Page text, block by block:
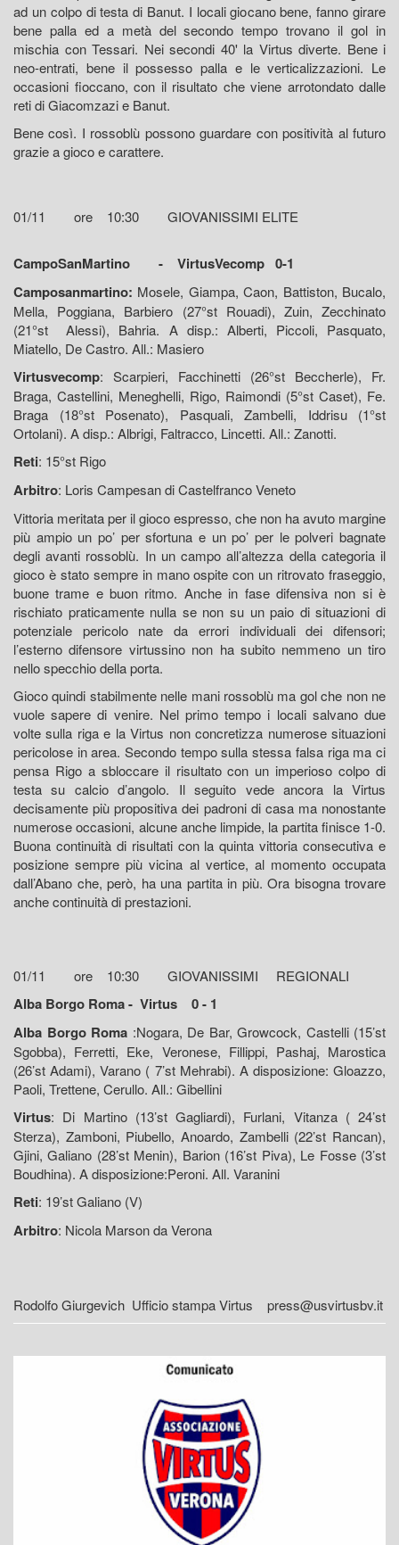
ad un colpo di testa di Banut. I locali giocano bene, fanno girare
bene palla ed a metà del secondo tempo trovano il gol in
mischia con Tessari. Nei secondi 40' la Virtus diverte. Bene i
neo-entrati, bene il possesso palla e le verticalizzazioni. Le
occasioni fioccano, con il risultato che viene arrotondato dalle
reti di Giacomzazi e Banut.
Bene così. I rossoblù possono guardare con positività al futuro
grazie a gioco e carattere.
01/11 ore 10:30 GIOVANISSIMI ELITE
CampoSanMartino - VirtusVecomp 0-1
Camposanmartino: Mosele, Giampa, Caon, Battiston, Bucalo,
Mella, Poggiana, Barbiero (27°st Rouadi), Zuin, Zecchinato
(21°st Alessi), Bahria. A disp.: Alberti, Piccoli, Pasquato,
Miatello, De Castro. All.: Masiero
Virtusvecomp: Scarpieri, Facchinetti (26°st Beccherle), Fr.
Braga, Castellini, Meneghelli, Rigo, Raimondi (5°st Caset), Fe.
Braga (18°st Posenato), Pasquali, Zambelli, Iddrisu (1°st
Ortolani). A disp.: Albrigi, Faltracco, Lincetti. All.: Zanotti.
Reti: 15°st Rigo
Arbitro: Loris Campesan di Castelfranco Veneto
Vittoria meritata per il gioco espresso, che non ha avuto margine
più ampio un po’ per sfortuna e un po’ per le polveri bagnate
degli avanti rossoblù. In un campo all’altezza della categoria il
gioco è stato sempre in mano ospite con un ritrovato fraseggio,
buone trame e buon ritmo. Anche in fase difensiva non si è
rischiato praticamente nulla se non su un paio di situazioni di
potenziale pericolo nate da errori individuali dei difensori;
l’esterno difensore virtussino non ha subito nemmeno un tiro
nello specchio della porta.
Gioco quindi stabilmente nelle mani rossoblù ma gol che non ne
vuole sapere di venire. Nel primo tempo i locali salvano due
volte sulla riga e la Virtus non concretizza numerose situazioni
pericolose in area. Secondo tempo sulla stessa falsa riga ma ci
pensa Rigo a sbloccare il risultato con un imperioso colpo di
testa su calcio d’angolo. Il seguito vede ancora la Virtus
decisamente più propositiva dei padroni di casa ma nonostante
numerose occasioni, alcune anche limpide, la partita finisce 1-0.
Buona continuità di risultati con la quinta vittoria consecutiva e
posizione sempre più vicina al vertice, al momento occupata
dall’Abano che, però, ha una partita in più. Ora bisogna trovare
anche continuità di prestazioni.
01/11 ore 10:30 GIOVANISSIMI REGIONALI
Alba Borgo Roma - Virtus 0 - 1
Alba Borgo Roma :Nogara, De Bar, Growcock, Castelli (15’st
Sgobba), Ferretti, Eke, Veronese, Fillippi, Pashaj, Marostica
(26’st Adami), Varano ( 7’st Mehrabi). A disposizione: Gloazzo,
Paoli, Trettene, Cerullo. All.: Gibellini
Virtus: Di Martino (13’st Gagliardi), Furlani, Vitanza ( 24’st
Sterza), Zamboni, Piubello, Anoardo, Zambelli (22’st Rancan),
Gjini, Galiano (28’st Menin), Barion (16’st Piva), Le Fosse (3’st
Boudhina). A disposizione:Peroni. All. Varanini
Reti: 19’st Galiano (V)
Arbitro: Nicola Marson da Verona
Rodolfo Giurgevich Ufficio stampa Virtus press@usvirtusbv.it